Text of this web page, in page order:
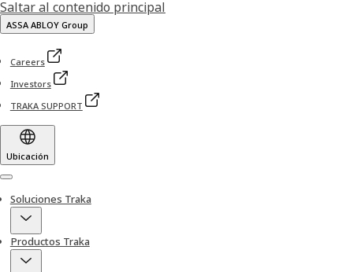
Saltar al contenido principal
ASSA ABLOY Group
Careers
Investors
TRAKA SUPPORT
Ubicación
Menu
Soluciones Traka
Productos Traka